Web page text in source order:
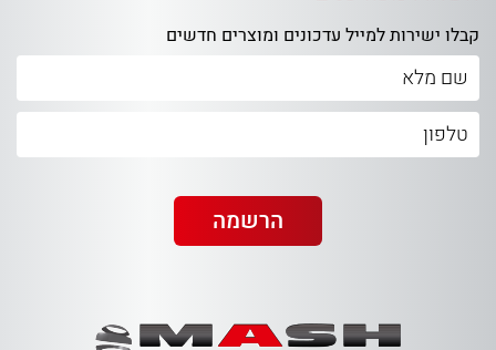
קבלו ישירות למייל עדכונים ומוצרים חדשים